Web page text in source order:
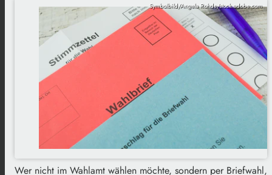
Symbolbild/Angela Rohde/stock.adobe.com
Wer nicht im Wahlamt wählen möchte, sondern per Briefwahl,